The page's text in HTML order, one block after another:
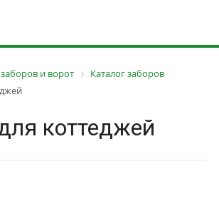
и ворот
Каталог заборов
коттеджей